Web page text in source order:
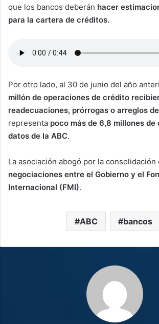
que los bancos deberán hacer
para la cartera de créditos.
Por otro lado, al 30 de junio del año
millón de operaciones de crédito
readecuaciones, prórrogas o arreglos
representa poco más de 6,8 millones de
datos de la ABC.
La asociación abogó por la consolidación
negociaciones entre el Gobierno y el
Internacional (FMI).
ABC bancos